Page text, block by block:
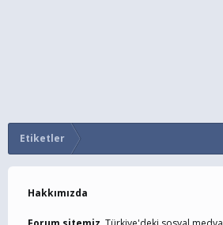
Etiketler
Hakkımızda